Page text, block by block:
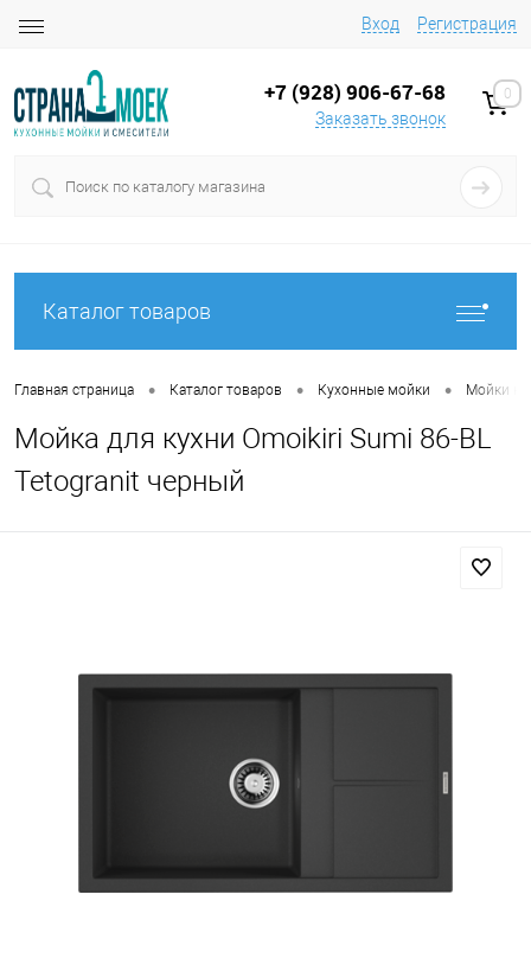
Вход Регистрация
+7 (928) 906-67-68
Заказать звонок
0
Каталог товаров
Главная страница • Каталог товаров • Кухонные мойки • Мойки на
Мойка для кухни Omoikiri Sumi 86-BL
Tetogranit черный